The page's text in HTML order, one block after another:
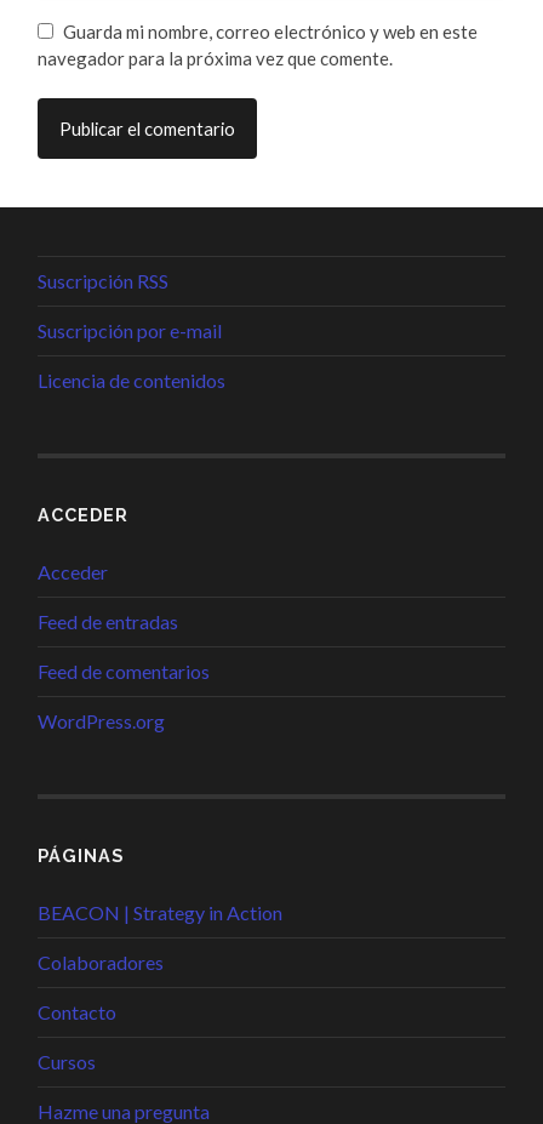
Guarda mi nombre, correo electrónico y web en este
navegador para la próxima vez que comente.
Suscripción RSS
Suscripción por e-mail
Licencia de contenidos
ACCEDER
Acceder
Feed de entradas
Feed de comentarios
WordPress.org
PÁGINAS
BEACON | Strategy in Action
Colaboradores
Contacto
Cursos
Hazme una pregunta